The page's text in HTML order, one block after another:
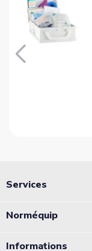
Services
Norméquip
Informations